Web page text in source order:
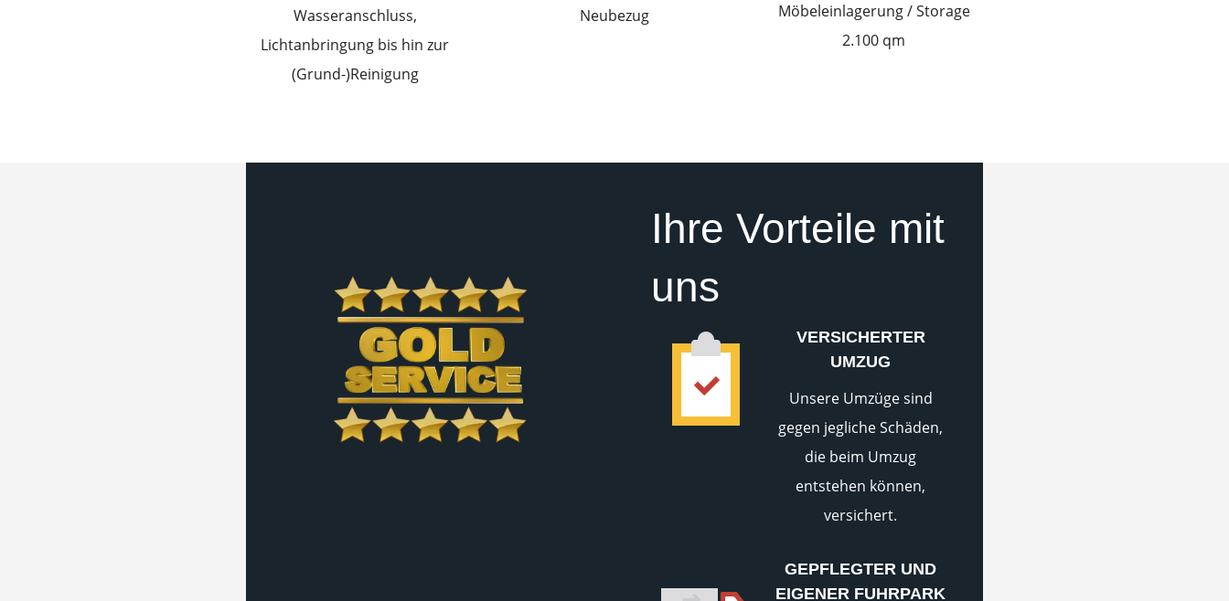
Wasseranschluss,
Lichtanbringung bis hin zur
(Grund-)Reinigung
Neubezug
Möbeleinlagerung / Storage
2.100 qm
Ihre Vorteile mit
uns
VERSICHERTER
UMZUG
Unsere Umzüge sind
gegen jegliche Schäden,
die beim Umzug
entstehen können,
versichert.
GEPFLEGTER UND
EIGENER FUHRPARK